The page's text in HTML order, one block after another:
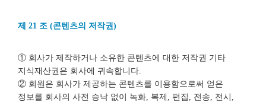
제 21 조 (콘텐츠의 저작권)
① 회사가 제작하거나 소유한 콘텐츠에 대한 저작권 기타
지식재산권은 회사에 귀속합니다.
② 회원은 회사가 제공하는 콘텐츠를 이용함으로써 얻은
정보를 회사의 사전 승낙 없이 녹화, 복제, 편집, 전송, 전시,